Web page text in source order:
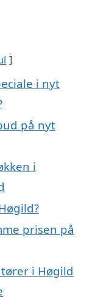
i nyt
på nyt
i
prisen på
i Høgild